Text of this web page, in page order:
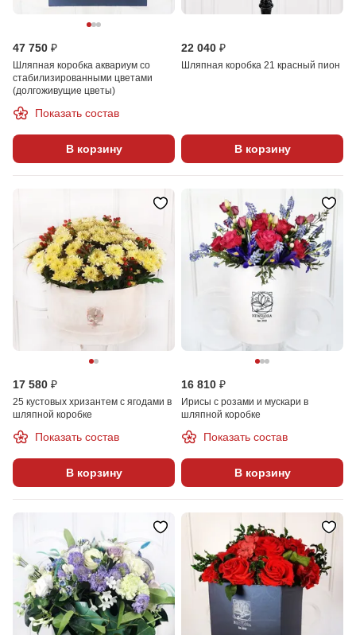
47 750 ₽
Шляпная коробка аквариум со
стабилизированными цветами
(долгоживущие цветы)
Показать состав
В корзину
22 040 ₽
Шляпная коробка 21 красный пион
В корзину
17 580 ₽
25 кустовых хризантем с ягодами в
шляпной коробке
Показать состав
В корзину
16 810 ₽
Ирисы с розами и мускари в
шляпной коробке
Показать состав
В корзину